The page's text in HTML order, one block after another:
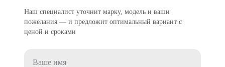
Наш специалист уточнит марку, модель и ваши
пожелания — и предложит оптимальный вариант с
ценой и сроками